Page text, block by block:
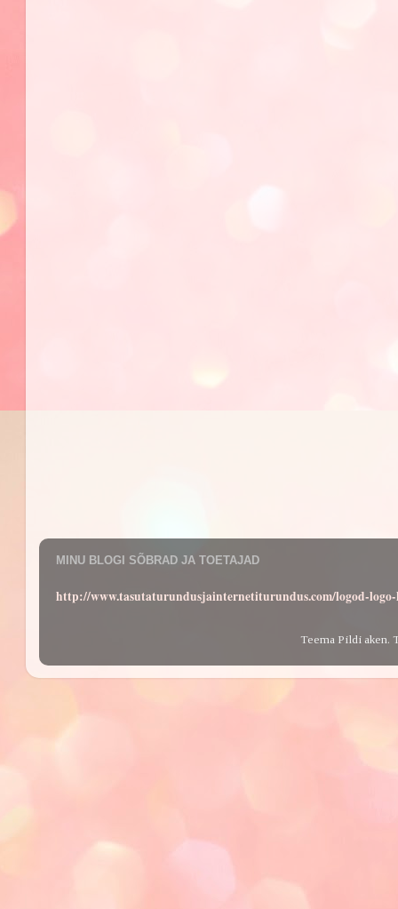
MINU BLOGI SÕBRAD JA TOETAJAD
http://www.tasutaturundusjainternetiturundus.com/logod-
Teema Pildi aken.